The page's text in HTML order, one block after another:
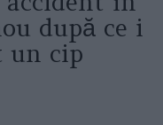
după ce i
un cip